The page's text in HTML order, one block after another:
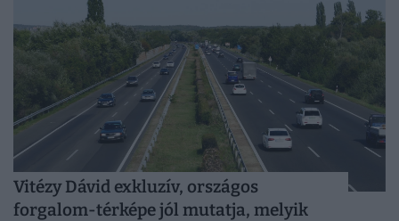
Vitézy Dávid exkluzív, országos
forgalom-térképe jól mutatja, melyik